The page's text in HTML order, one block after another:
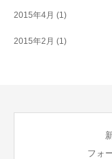
2015年4月 (1)
2015年2月 (1)
フォ